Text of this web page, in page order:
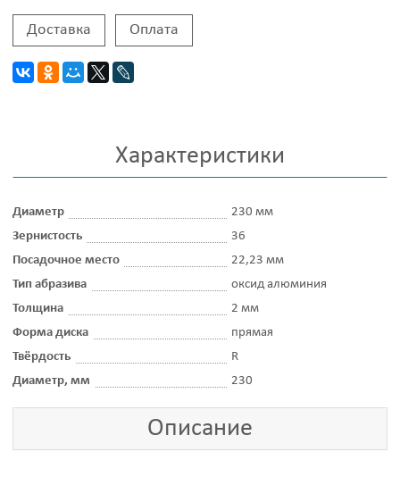
Доставка Оплата
Характеристики
Диаметр
230 мм
Зернистость
36
Посадочное место
22,23 мм
Тип абразива
оксид алюминия
Толщина
2 мм
Форма диска
прямая
Твёрдость
R
Диаметр, мм
230
Описание